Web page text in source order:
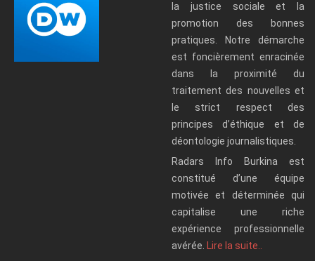
la justice sociale et la
promotion des bonnes
pratiques. Notre démarche
est foncièrement enracinée
dans la proximité du
traitement des nouvelles et
le strict respect des
principes d’éthique et de
déontologie journalistiques.
Radars Info Burkina est
constitué d’une équipe
motivée et déterminée qui
capitalise une riche
expérience professionnelle
avérée. Lire la suite..